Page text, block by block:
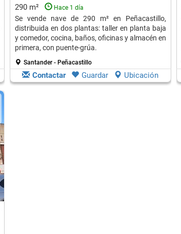
290 m²
Hace 1 día
Se vende nave de 290 m² en Peñacastillo,
distribuida en dos plantas: taller en planta baja
y comedor, cocina, baños, oficinas y almacén en
primera, con puente-grúa.
Santander - Peñacastillo
Contactar Guardar Ubicación